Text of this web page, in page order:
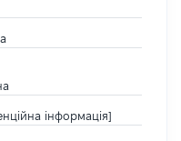
інформація]